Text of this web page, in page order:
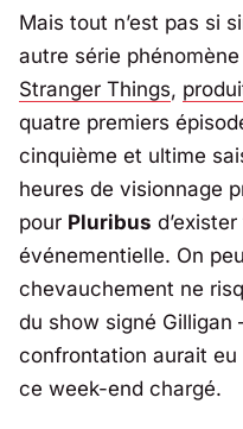
Mais tout n’est pas si
autre série
Stranger Things,
quatre premiers
cinquième et ultime
heures de visionnage
pour Pluribus
événementielle. On
chevauchement ne
du show signé Gilligan
confrontation aurait eu
ce week-end chargé.